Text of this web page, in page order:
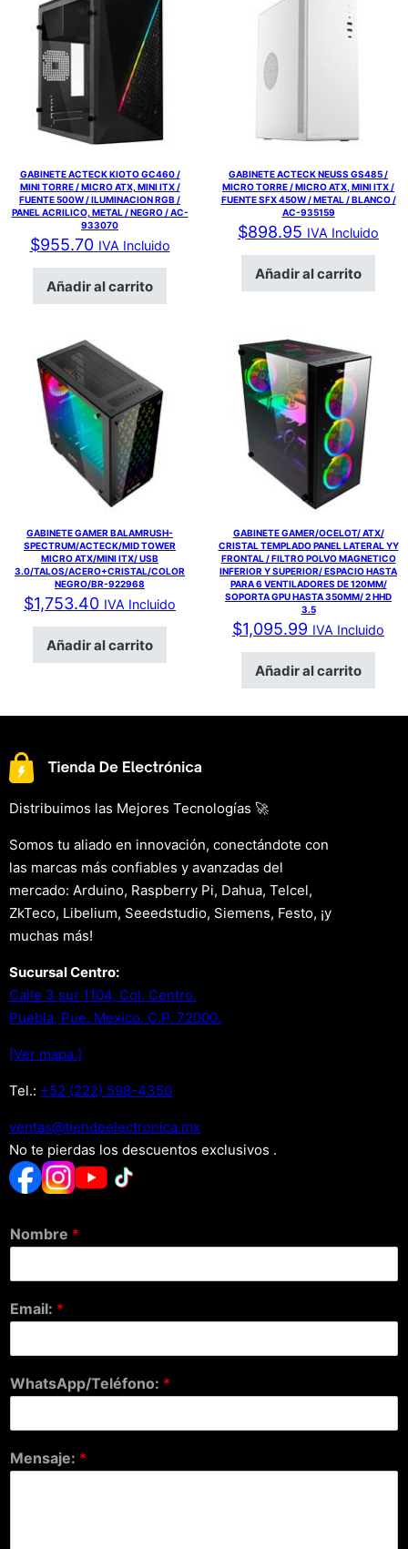
GABINETE ACTECK KIOTO GC460 /
MINI TORRE / MICRO ATX, MINI ITX /
FUENTE 500W / ILUMINACION RGB /
PANEL ACRILICO, METAL / NEGRO / AC-
933070
$955.70 IVA Incluido
Añadir al carrito
GABINETE ACTECK NEUSS GS485 /
MICRO TORRE / MICRO ATX, MINI ITX /
FUENTE SFX 450W / METAL / BLANCO /
AC-935159
$898.95 IVA Incluido
Añadir al carrito
GABINETE GAMER BALAMRUSH-
SPECTRUM/ACTECK/MID TOWER
MICRO ATX/MINI ITX/ USB
3.0/TALOS/ACERO+CRISTAL/COLOR
NEGRO/BR-922968
$1,753.40 IVA Incluido
Añadir al carrito
GABINETE GAMER/OCELOT/ ATX/
CRISTAL TEMPLADO PANEL LATERAL YY
FRONTAL / FILTRO POLVO MAGNETICO
INFERIOR Y SUPERIOR/ ESPACIO HASTA
PARA 6 VENTILADORES DE 120MM/
SOPORTA GPU HASTA 350MM/ 2 HHD
3.5
$1,095.99 IVA Incluido
Añadir al carrito
Distribuimos las Mejores Tecnologías 🚀
Somos tu aliado en innovación, conectándote con
las marcas más confiables y avanzadas del
mercado: Arduino, Raspberry Pi, Dahua, Telcel,
ZkTeco, Libelium, Seeedstudio, Siemens, Festo, ¡y
muchas más!
Sucursal Centro:
Calle 3 sur 1104, Col. Centro.
Puebla, Pue. Mexico. C.P. 72000.
[Ver mapa.]
Tel.: +52 (222) 598-4350
xm.acinortceleedneit@satnev
No te pierdas los descuentos exclusivos .
Nombre *
Email: *
WhatsApp/Teléfono: *
Mensaje: *